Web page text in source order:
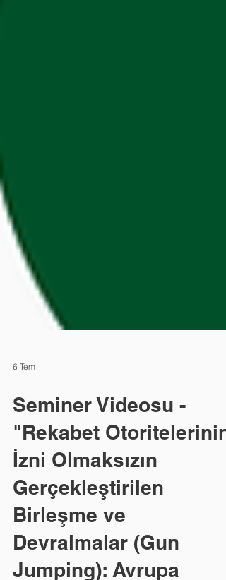
Seminer Videosu -
"Rekabet Otoritelerinin
İzni Olmaksızın
Gerçekleştirilen
Birleşme ve
Devralmalar (Gun